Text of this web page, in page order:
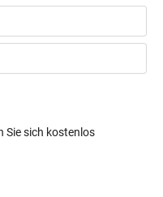
Sie sich kostenlos